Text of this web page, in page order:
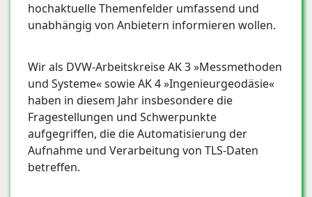
hochaktuelle Themenfelder umfassend und
unabhängig von Anbietern informieren wollen.
Wir als DVW-Arbeitskreise AK 3 »Messmethoden
und Systeme« sowie AK 4 »Ingenieurgeodäsie«
haben in diesem Jahr insbesondere die
Fragestellungen und Schwerpunkte
aufgegriffen, die die Automatisierung der
Aufnahme und Verarbeitung von TLS-Daten
betreffen.